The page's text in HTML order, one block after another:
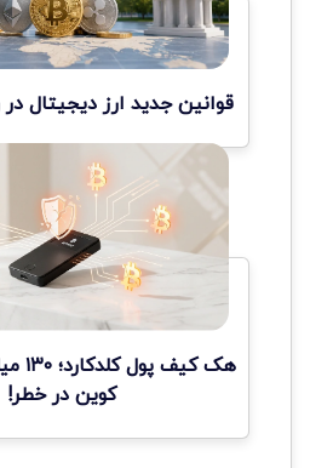
قوانین جدید ارز دیجیتال
هک
کوین در خطر!